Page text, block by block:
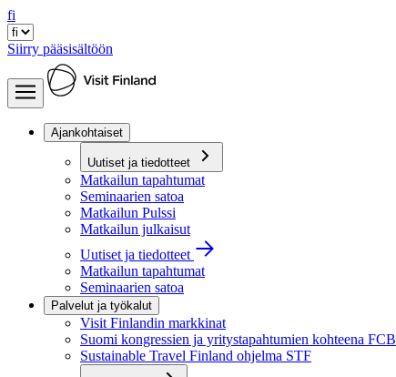
fi
Siirry pääsisältöön
Ajankohtaiset
Uutiset ja tiedotteet
Matkailun tapahtumat
Seminaarien satoa
Matkailun Pulssi
Matkailun julkaisut
Uutiset ja tiedotteet
Matkailun tapahtumat
Seminaarien satoa
Palvelut ja työkalut
Visit Finlandin markkinat
Suomi kongressien ja yritystapahtumien kohteena FCB
Sustainable Travel Finland ohjelma STF